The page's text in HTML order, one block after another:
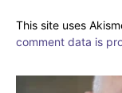
This site uses
comment data is